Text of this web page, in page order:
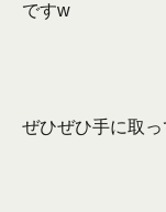
ですw
ぜひぜひ手に取っ